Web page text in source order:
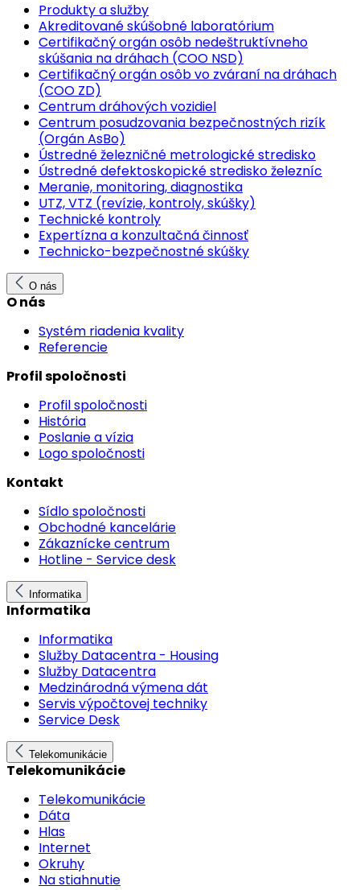
Produkty a služby
Akreditované skúšobné laboratórium
Certifikačný orgán osôb nedeštruktívneho
skúšania na dráhach (COO NSD)
Certifikačný orgán osôb vo zváraní na dráhach
(COO ZD)
Centrum dráhových vozidiel
Centrum posudzovania bezpečnostných rizík
(Orgán AsBo)
Ústredné železničné metrologické stredisko
Ústredné defektoskopické stredisko železníc
Meranie, monitoring, diagnostika
UTZ, VTZ (revízie, kontroly, skúšky)
Technické kontroly
Expertízna a konzultačná činnosť
Technicko-bezpečnostné skúšky
O nás
O nás
Systém riadenia kvality
Referencie
Profil spoločnosti
Profil spoločnosti
História
Poslanie a vízia
Logo spoločnosti
Kontakt
Sídlo spoločnosti
Obchodné kancelárie
Zákaznícke centrum
Hotline - Service desk
Informatika
Informatika
Informatika
Služby Datacentra - Housing
Služby Datacentra
Medzinárodná výmena dát
Servis výpočtovej techniky
Service Desk
Telekomunikácie
Telekomunikácie
Telekomunikácie
Dáta
Hlas
Internet
Okruhy
Na stiahnutie